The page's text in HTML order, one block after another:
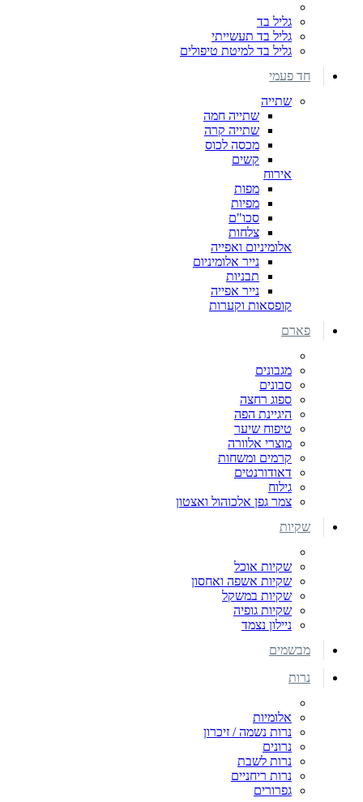
גליל בד
גליל בד תעשייתי
גליל בד למיטת טיפולים
חד פעמי
שתייה
שתייה חמה
שתייה קרה
מכסה לכוס
קשים
אירוח
מפות
מפיות
סכו"ם
צלחות
אלומיניום ואפייה
נייר אלומיניום
תבניות
נייר אפייה
קופסאות וקערות
פארם
מגבונים
סבונים
ספוג רחצה
היגיינת הפה
טיפוח שיער
מוצרי אלוורה
קרמים ומשחות
דאודורנטים
גילוח
צמר גפן אלכוהול ואצטון
שקיות
שקיות אוכל
שקיות אשפה ואחסון
שקיות במשקל
שקיות גופיה
ניילון נצמד
מבשמים
נרות
אלומיות
נרות נשמה / זיכרון
נרונים
נרות לשבת
נרות ריחניים
גפרורים